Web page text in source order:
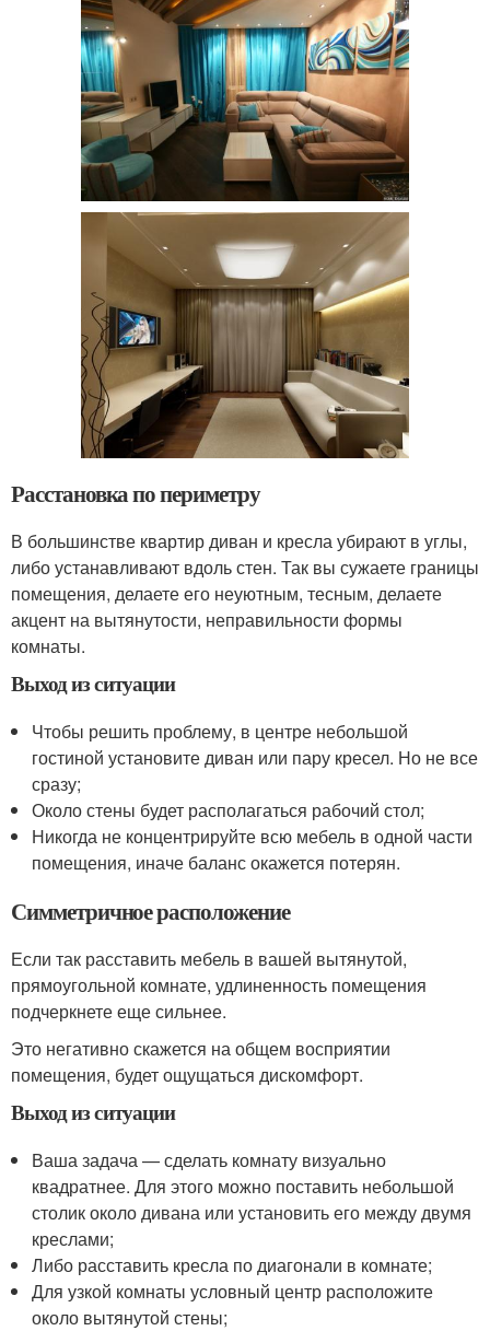
Расстановка по периметру
В большинстве квартир диван и кресла убирают в углы,
либо устанавливают вдоль стен. Так вы сужаете границы
помещения, делаете его неуютным, тесным, делаете
акцент на вытянутости, неправильности формы
комнаты.
Выход из ситуации
Чтобы решить проблему, в центре небольшой
гостиной установите диван или пару кресел. Но не все
сразу;
Около стены будет располагаться рабочий стол;
Никогда не концентрируйте всю мебель в одной части
помещения, иначе баланс окажется потерян.
Симметричное расположение
Если так расставить мебель в вашей вытянутой,
прямоугольной комнате, удлиненность помещения
подчеркнете еще сильнее.
Это негативно скажется на общем восприятии
помещения, будет ощущаться дискомфорт.
Выход из ситуации
Ваша задача — сделать комнату визуально
квадратнее. Для этого можно поставить небольшой
столик около дивана или установить его между двумя
креслами;
Либо расставить кресла по диагонали в комнате;
Для узкой комнаты условный центр расположите
около вытянутой стены;